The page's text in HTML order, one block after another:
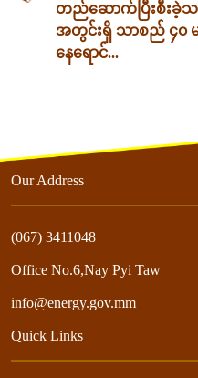
တည်ဆောက်ပြီးစီးခဲ့သ
အတွင်းရှိ သာစည် ၄၀ မဂ္
နေရောင်...
Our Address
(067) 3411048
Office No.6,Nay Pyi Taw
info@energy.gov.mm
Quick Links